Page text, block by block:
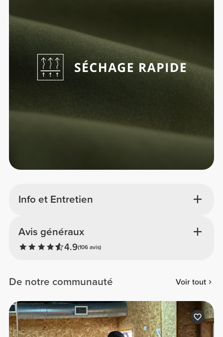
Info et Entretien
Avis généraux
4.9(106 avis)
De notre communauté Voir tout